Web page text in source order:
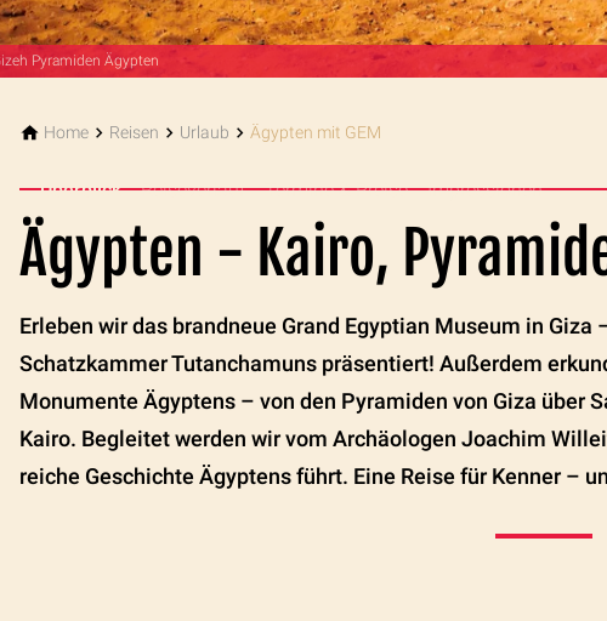
Qalawun Komplex Kairo
Home Reisen Urlaub Ägypten mit GEM
Überblick Reiseverlauf Termine & Preise Impressionen
Ägypten - Kairo,
Erleben wir das brandneue Grand Egyptian Museum in
Schatzkammer Tutanchamuns präsentiert! Außerdem
Monumente Ägyptens – von den Pyramiden von Giza über
Kairo. Begleitet werden wir vom Archäologen Joachim
reiche Geschichte Ägyptens führt. Eine Reise für Kenner –